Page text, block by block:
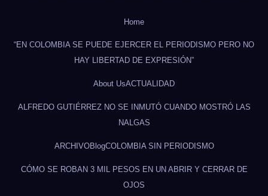
Home
“EN COLOMBIA SE PUEDE EJERCER EL PERIODISMO PERO NO
HAY LIBERTAD DE EXPRESIÓN”
About UsACTUALIDAD
ALFREDO GUTIÉRREZ NO SE INMUTÓ CUANDO MOSTRÓ LAS
NALGAS
ARCHIVOBlogCOLOMBIA SIN PERIODISMO
CÓMO SE ROBAN 3 MIL PESOS EN UN ABRIR Y CERRAR DE
OJOS